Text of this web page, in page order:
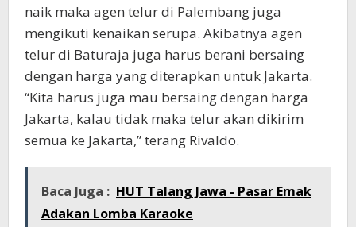
naik maka agen telur di Palembang juga
mengikuti kenaikan serupa. Akibatnya agen
telur di Baturaja juga harus berani bersaing
dengan harga yang diterapkan untuk Jakarta.
“Kita harus juga mau bersaing dengan harga
Jakarta, kalau tidak maka telur akan dikirim
semua ke Jakarta,” terang Rivaldo.
Baca Juga : HUT Talang Jawa - Pasar Emak
Adakan Lomba Karaoke